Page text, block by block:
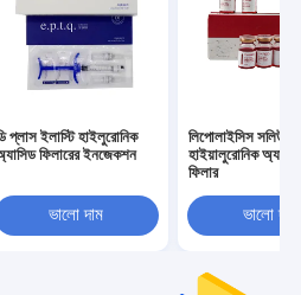
প্লাস ইলাস্টি হাইলুরোনিক
ফিলারের ইনজেকশন
ভালো দাম
লিপোলাইসিস সলিউশন
হাইয়ালুরোনিক অ্যাসিড
ফিলার
ভালো দাম